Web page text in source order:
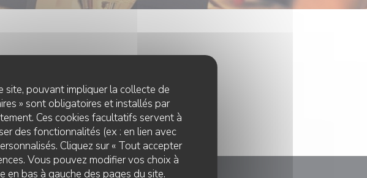
site, pouvant impliquer la collecte de
» sont obligatoires et installés par
Ces cookies facultatifs servent à
des fonctionnalités (ex : en lien avec
Cliquez sur « Tout accepter
Vous pouvez modifier vos choix à
en bas à gauche des pages du site.